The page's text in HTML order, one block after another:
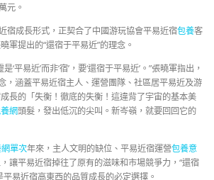
元。
宿成長形式，正契合了中國游玩協會平易近宿包養客
軍提出的“還宿于平易近”的理念。
‘平易近’而非‘宿’，要‘還宿于平易近’。”張曉軍指出，
，涵蓋平易近宿主人、運營團隊、社區居平易近及游
長的「失衡！徹底的失衡！這違背了宇宙的基本美
網頭髮，發出低沉的尖叫。新岑嶺，就要回回它的
單次年來，主人文明的缺位、平易近宿運營包養意
讓平易近宿掉往了原有的滋味和市場競爭力，“還宿
易近宿高東西的品質成長的必定選擇。